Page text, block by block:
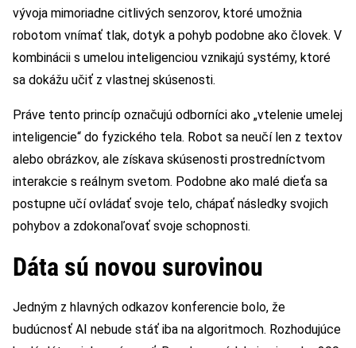
vývoja mimoriadne citlivých senzorov, ktoré umožnia
robotom vnímať tlak, dotyk a pohyb podobne ako človek. V
kombinácii s umelou inteligenciou vznikajú systémy, ktoré
sa dokážu učiť z vlastnej skúsenosti.
Práve tento princíp označujú odborníci ako „vtelenie umelej
inteligencie“ do fyzického tela. Robot sa neučí len z textov
alebo obrázkov, ale získava skúsenosti prostredníctvom
interakcie s reálnym svetom. Podobne ako malé dieťa sa
postupne učí ovládať svoje telo, chápať následky svojich
pohybov a zdokonaľovať svoje schopnosti.
Dáta sú novou surovinou
Jedným z hlavných odkazov konferencie bolo, že
budúcnosť AI nebude stáť iba na algoritmoch. Rozhodujúce